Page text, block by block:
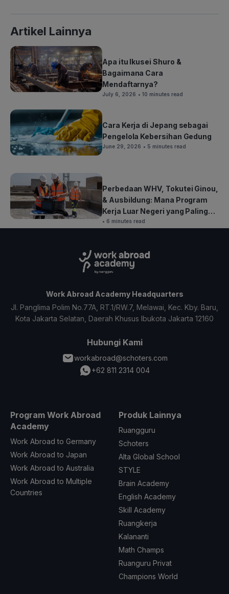
Artikel Lainnya
Apa itu Ikusei Shuro &
Bagaimana Cara
Mendaftarnya?
July 6, 2026 • 10 minutes read
Cara Kerja di Jepang sebagai
Pengelola Kebersihan Gedung
June 29, 2026 • 5 minutes read
Perbedaan WHV, Tokutei Ginou,
& Ausbildung: Mana Program
Kerja Luar Negeri yang Paling
Cocok untuk Kamu?
• 6 minutes read
Work Abroad Academy Headquarters
Jl. Panglima Polim No.77A, RT.1/RW.7, Melawai, Kec. Kby. Baru,
Kota Jakarta Selatan, Daerah Khusus Ibukota Jakarta 12160
Hubungi Kami
workabroad@schoters.com
+62 811 2314 004
Program Work Abroad
Academy
Work Abroad to Germany
Work Abroad to Japan
Work Abroad to Australia
Work Abroad to Multiple
Countries
Produk Lainnya
Ruangguru
Schoters
Alta Global School
STYLE
Brain Academy
English Academy
Skill Academy
Ruangkerja
Kalananti
Math Champs
Ruanguru Privat
Champions World